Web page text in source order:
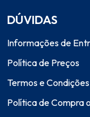
DÚVIDAS
Informações de
Política de Preços
Termos e Condições
Política de Compra